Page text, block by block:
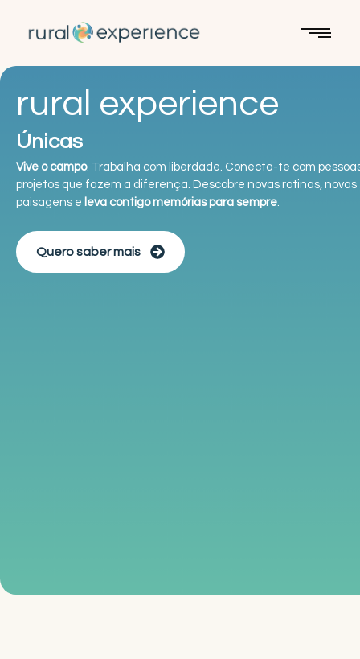
rural experience
Experiências
Únicas
Vive o campo. Trabalha com liberdade. Conecta-te com
projetos que fazem a diferença. Descobre novas rotinas, novas
paisagens e leva contigo memórias para sempre.
Quero saber mais